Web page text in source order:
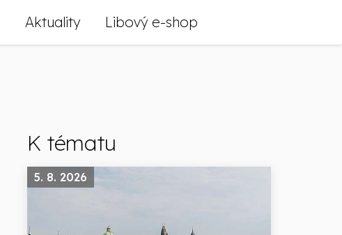
Aktuality Libový e-shop
K tématu
5. 8. 2026